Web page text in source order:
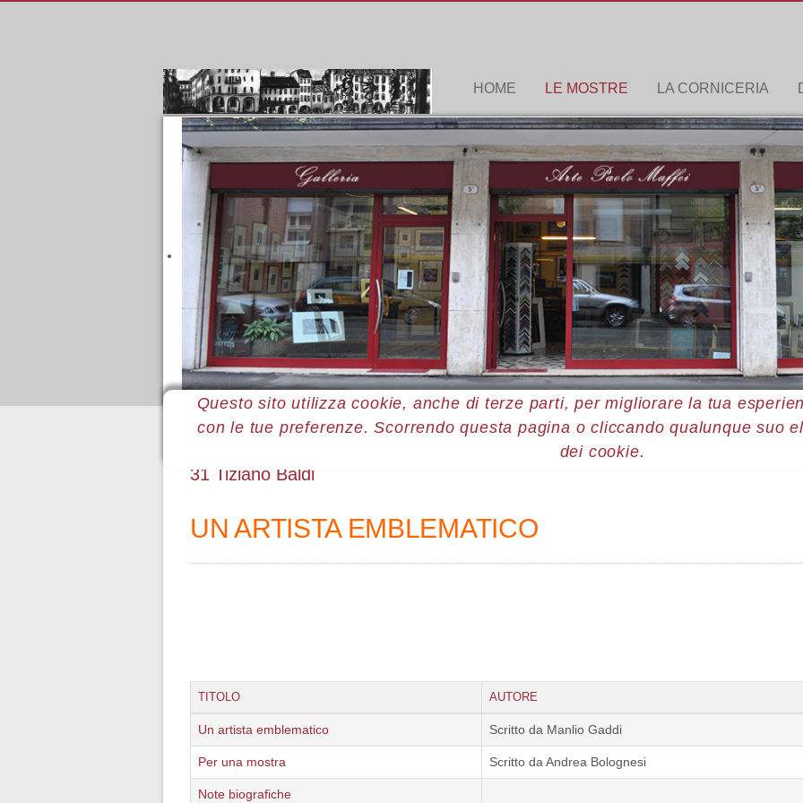
HOME LE MOSTRE LA CORNICERIA
Questo sito utilizza cookie, anche di terze parti, per migliorare la tua
con le tue preferenze. Scorrendo questa pagina o cliccando qualunque suo
dei cookie.
Sei qui: Home Le mostre Mostre 2013 Tiziano Baldi
31 Tiziano Baldi
UN ARTISTA EMBLEMATICO
TITOLO AUTORE
Un artista emblematico Scritto da Manlio Gaddi
Per una mostra Scritto da Andrea Bolognesi
Note biografiche